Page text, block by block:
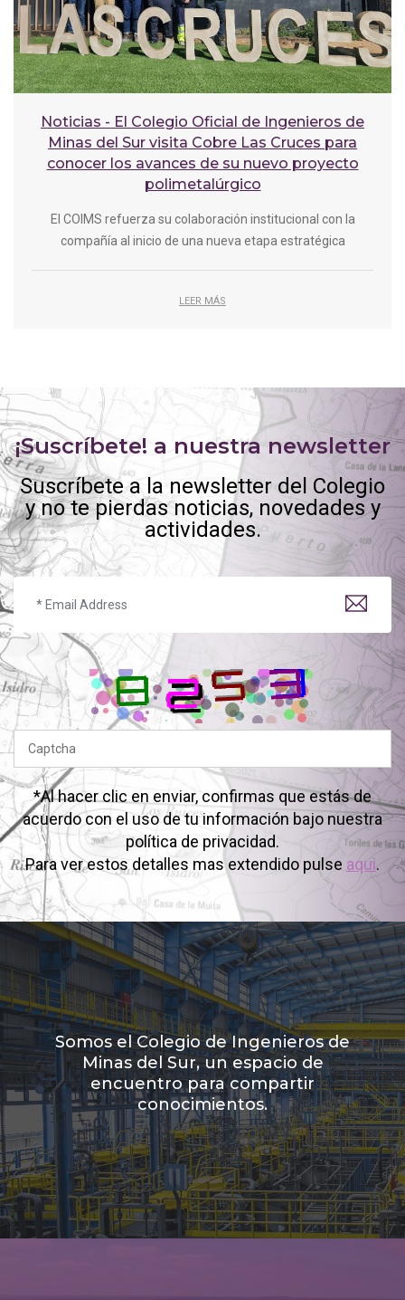
Noticias - El Colegio Oficial de Ingenieros de
Minas del Sur visita Cobre Las Cruces para
conocer los avances de su nuevo proyecto
polimetalúrgico
El COIMS refuerza su colaboración institucional con la
compañía al inicio de una nueva etapa estratégica
LEER MÁS
¡Suscríbete! a nuestra newsletter
Suscríbete a la newsletter del Colegio
y no te pierdas noticias, novedades y
actividades.
*Al hacer clic en enviar, confirmas que estás de
acuerdo con el uso de tu información bajo nuestra
política de privacidad.
Para ver estos detalles mas extendido pulse aqui.
Somos el Colegio de Ingenieros de
Minas del Sur, un espacio de
encuentro para compartir
conocimientos.